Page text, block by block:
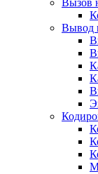
Вызов
Вывод